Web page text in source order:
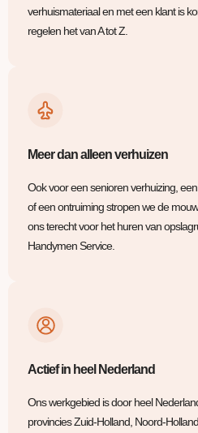
verhuismateriaal en met een klant is
regelen het van A tot Z.
Meer dan alleen verhuizen
Ook voor een senioren verhuizing,
of een ontruiming stropen we de
ons terecht voor het huren van
Handymen Service.
Actief in heel Nederland
Ons werkgebied is door heel
provincies Zuid-Holland, Noord-